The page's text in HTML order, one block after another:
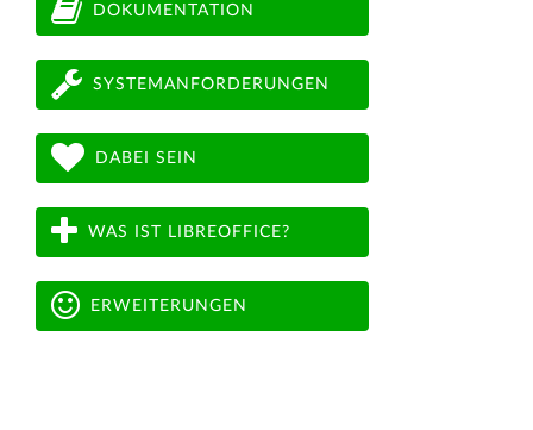
DOKUMENTATION
SYSTEMANFORDERUNGEN
DABEI SEIN
WAS IST LIBREOFFICE?
ERWEITERUNGEN